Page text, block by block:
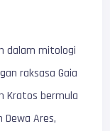
dalam mitologi
raksasa Gaia
Kratos bermula
Ares,